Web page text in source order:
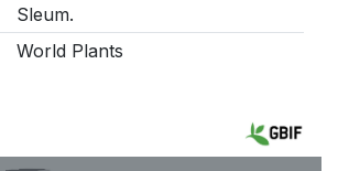
Sleum.
World Plants